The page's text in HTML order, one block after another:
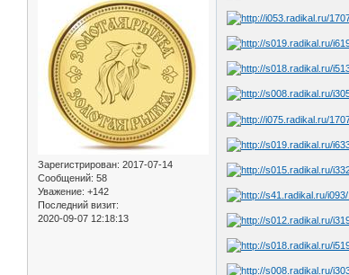
Зарегистрирован: 2017-07-14
Сообщений: 58
Уважение: +142
Последний визит:
2020-09-07 12:18:13